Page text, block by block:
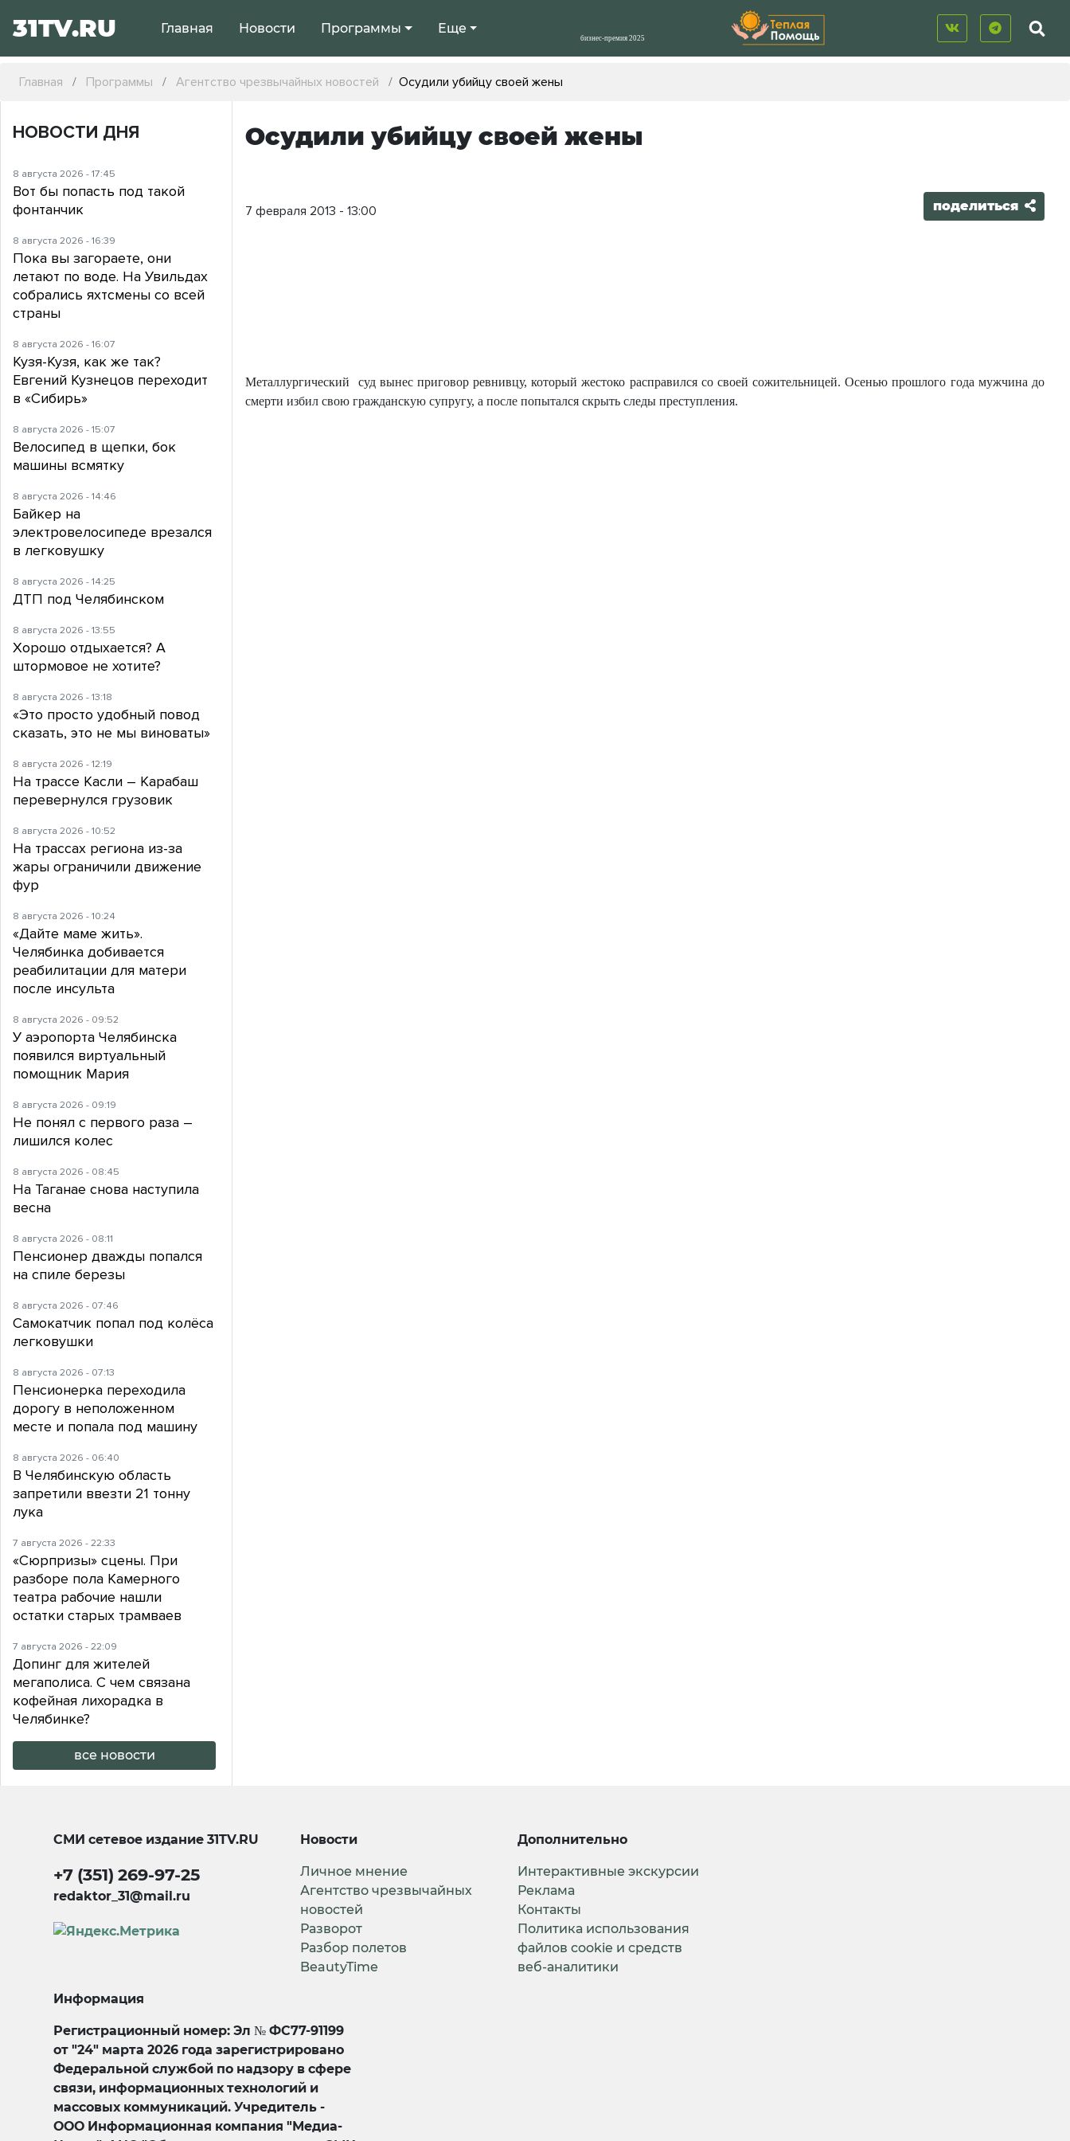
31TV.RU Главная Новости Программы Еще
Главная Программы Агентство чрезвычайных новостей Осудили убийцу своей жены
Осудили убийцу своей жены
7 февраля 2013 - 13:00 поделиться
Металлургический суд вынес приговор ревнивцу, который жестоко расправился со своей сожительницей. Осенью прошлого года мужчина до
смерти избил свою гражданскую супругу, а после попытался скрыть следы преступления.
НОВОСТИ ДНЯ
8 августа 2026 - 17:45
Вот бы попасть под такой
фонтанчик
8 августа 2026 - 16:39
Пока вы загораете, они
летают по воде. На Увильдах
собрались яхтсмены со всей
страны
8 августа 2026 - 16:07
Кузя-Кузя, как же так?
Евгений Кузнецов переходит
в «Сибирь»
8 августа 2026 - 15:07
Велосипед в щепки, бок
машины всмятку
8 августа 2026 - 14:46
Байкер на
электровелосипеде врезался
в легковушку
8 августа 2026 - 14:25
ДТП под Челябинском
8 августа 2026 - 13:55
Хорошо отдыхается? А
штормовое не хотите?
8 августа 2026 - 13:18
«Это просто удобный повод
сказать, это не мы виноваты»
8 августа 2026 - 12:19
На трассе Касли – Карабаш
перевернулся грузовик
8 августа 2026 - 10:52
На трассах региона из-за
жары ограничили движение
фур
8 августа 2026 - 10:24
«Дайте маме жить».
Челябинка добивается
реабилитации для матери
после инсульта
8 августа 2026 - 09:52
У аэропорта Челябинска
появился виртуальный
помощник Мария
8 августа 2026 - 09:19
Не понял с первого раза –
лишился колес
8 августа 2026 - 08:45
На Таганае снова наступила
весна
8 августа 2026 - 08:11
Пенсионер дважды попался
на спиле березы
8 августа 2026 - 07:46
Самокатчик попал под колёса
легковушки
8 августа 2026 - 07:13
Пенсионерка переходила
дорогу в неположенном
месте и попала под машину
8 августа 2026 - 06:40
В Челябинскую область
запретили ввезти 21 тонну
лука
7 августа 2026 - 22:33
«Сюрпризы» сцены. При
разборе пола Камерного
театра рабочие нашли
остатки старых трамваев
7 августа 2026 - 22:09
Допинг для жителей
мегаполиса. С чем связана
кофейная лихорадка в
Челябинке?
все новости
СМИ сетевое издание31TV.RU
+7 (351) 269-97-25
redaktor_31@mail.ru
Новости
Личное мнение
Агентство чрезвычайных
новостей
Разворот
Разбор полетов
BeautyTime
Дополнительно
Интерактивные экскурсии
Реклама
Контакты
Политика использования
файлов cookie и средств
веб-аналитики
Информация
Регистрационный номер: Эл № ФС77-91199
от "24" марта 2026 года зарегистрировано
Федеральной службой по надзору в сфере
связи, информационных технологий и
массовых коммуникаций. Учредитель -
ООО Информационная компания "Медиа-